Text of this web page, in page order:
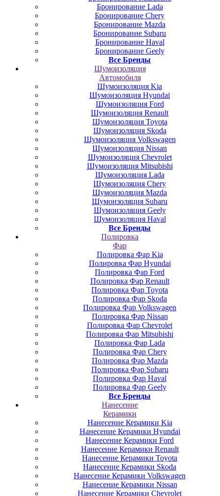
Бронирование Lada
Бронирование Chery
Бронирование Mazda
Бронирование Subaru
Бронирование Haval
Бронирование Geely
Все Бренды
Шумоизоляция
Автомобиля
Шумоизоляция Kia
Шумоизоляция Hyundai
Шумоизоляция Ford
Шумоизоляция Renault
Шумоизоляция Toyota
Шумоизоляция Skoda
Шумоизоляция Volkswagen
Шумоизоляция Nissan
Шумоизоляция Chevrolet
Шумоизоляция Mitsubishi
Шумоизоляция Lada
Шумоизоляция Chery
Шумоизоляция Mazda
Шумоизоляция Subaru
Шумоизоляция Geely
Шумоизоляция Haval
Все Бренды
Полировка
Фар
Полировка Фар Kia
Полировка Фар Hyundai
Полировка Фар Ford
Полировка Фар Renault
Полировка Фар Toyota
Полировка Фар Skoda
Полировка Фар Volkswagen
Полировка Фар Nissan
Полировка Фар Chevrolet
Полировка Фар Mitsubishi
Полировка Фар Lada
Полировка Фар Chery
Полировка Фар Mazda
Полировка Фар Subaru
Полировка Фар Haval
Полировка Фар Geely
Все Бренды
Нанесение
Керамики
Нанесение Керамики Kia
Нанесение Керамики Hyundai
Нанесение Керамики Ford
Нанесение Керамики Renault
Нанесение Керамики Toyota
Нанесение Керамики Skoda
Нанесение Керамики Volkswagen
Нанесение Керамики Nissan
Нанесение Керамики Chevrolet